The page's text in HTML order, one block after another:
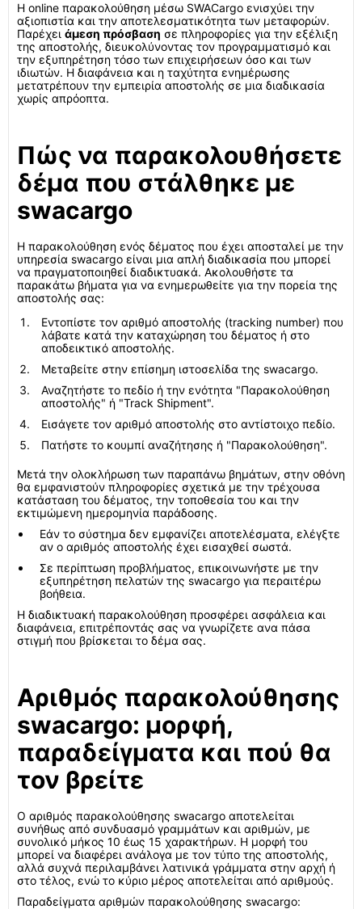
Η online παρακολούθηση μέσω SWACargo ενισχύει την
αξιοπιστία και την αποτελεσματικότητα των μεταφορών.
Παρέχει άμεση πρόσβαση σε πληροφορίες για την εξέλιξη
της αποστολής, διευκολύνοντας τον προγραμματισμό και
την εξυπηρέτηση τόσο των επιχειρήσεων όσο και των
ιδιωτών. Η διαφάνεια και η ταχύτητα ενημέρωσης
μετατρέπουν την εμπειρία αποστολής σε μια διαδικασία
χωρίς απρόοπτα.
Πώς να παρακολουθήσετε
δέμα που στάλθηκε με
swacargo
Η παρακολούθηση ενός δέματος που έχει αποσταλεί με την
υπηρεσία swacargo είναι μια απλή διαδικασία που μπορεί
να πραγματοποιηθεί διαδικτυακά. Ακολουθήστε τα
παρακάτω βήματα για να ενημερωθείτε για την πορεία της
αποστολής σας:
Εντοπίστε τον αριθμό αποστολής (tracking number) που
λάβατε κατά την καταχώρηση του δέματος ή στο
αποδεικτικό αποστολής.
Μεταβείτε στην επίσημη ιστοσελίδα της swacargo.
Αναζητήστε το πεδίο ή την ενότητα "Παρακολούθηση
αποστολής" ή "Track Shipment".
Εισάγετε τον αριθμό αποστολής στο αντίστοιχο πεδίο.
Πατήστε το κουμπί αναζήτησης ή "Παρακολούθηση".
Μετά την ολοκλήρωση των παραπάνω βημάτων, στην οθόνη
θα εμφανιστούν πληροφορίες σχετικά με την τρέχουσα
κατάσταση του δέματος, την τοποθεσία του και την
εκτιμώμενη ημερομηνία παράδοσης.
Εάν το σύστημα δεν εμφανίζει αποτελέσματα, ελέγξτε
αν ο αριθμός αποστολής έχει εισαχθεί σωστά.
Σε περίπτωση προβλήματος, επικοινωνήστε με την
εξυπηρέτηση πελατών της swacargo για περαιτέρω
βοήθεια.
Η διαδικτυακή παρακολούθηση προσφέρει ασφάλεια και
διαφάνεια, επιτρέποντάς σας να γνωρίζετε ανα πάσα
στιγμή που βρίσκεται το δέμα σας.
Αριθμός παρακολούθησης
swacargo: μορφή,
παραδείγματα και πού θα
τον βρείτε
Ο αριθμός παρακολούθησης swacargo αποτελείται
συνήθως από συνδυασμό γραμμάτων και αριθμών, με
συνολικό μήκος 10 έως 15 χαρακτήρων. Η μορφή του
μπορεί να διαφέρει ανάλογα με τον τύπο της αποστολής,
αλλά συχνά περιλαμβάνει λατινικά γράμματα στην αρχή ή
στο τέλος, ενώ το κύριο μέρος αποτελείται από αριθμούς.
Παραδείγματα αριθμών παρακολούθησης swacargo: